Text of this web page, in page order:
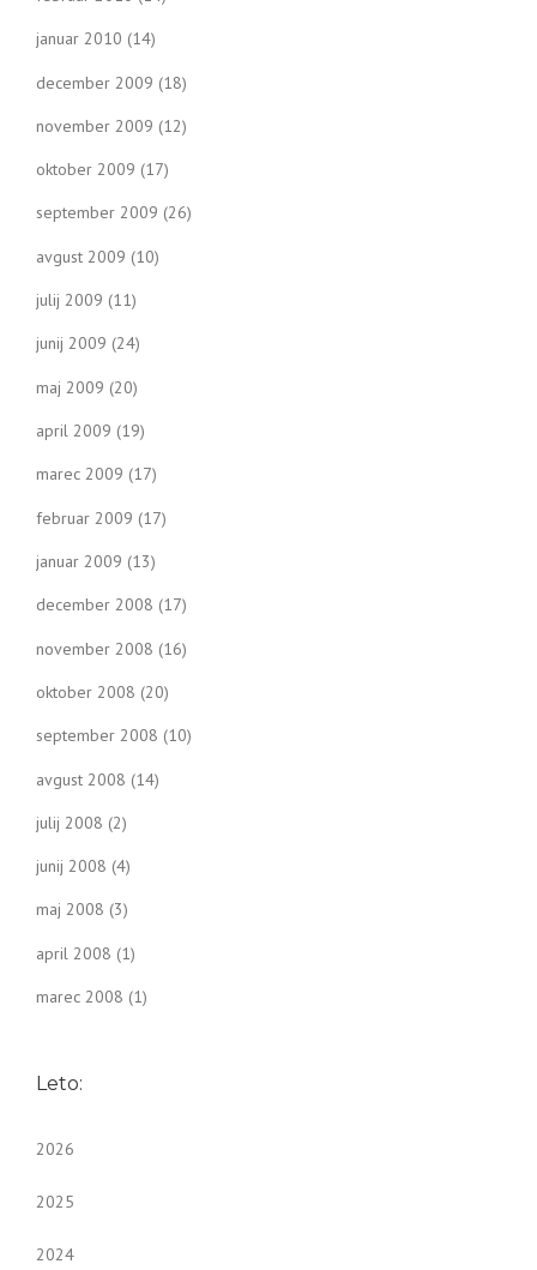
januar 2010 (14)
december 2009 (18)
november 2009 (12)
oktober 2009 (17)
september 2009 (26)
avgust 2009 (10)
julij 2009 (11)
junij 2009 (24)
maj 2009 (20)
april 2009 (19)
marec 2009 (17)
februar 2009 (17)
januar 2009 (13)
december 2008 (17)
november 2008 (16)
oktober 2008 (20)
september 2008 (10)
avgust 2008 (14)
julij 2008 (2)
junij 2008 (4)
maj 2008 (3)
april 2008 (1)
marec 2008 (1)
Leto:
2026
2025
2024